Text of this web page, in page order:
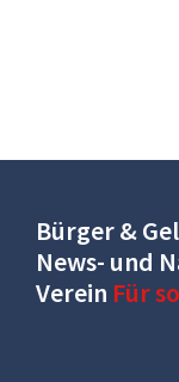
Bürger &
News- und
Verein Für